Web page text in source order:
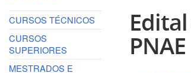
CURSOS TÉCNICOS
CURSOS
SUPERIORES
MESTRADOS E
PNAE